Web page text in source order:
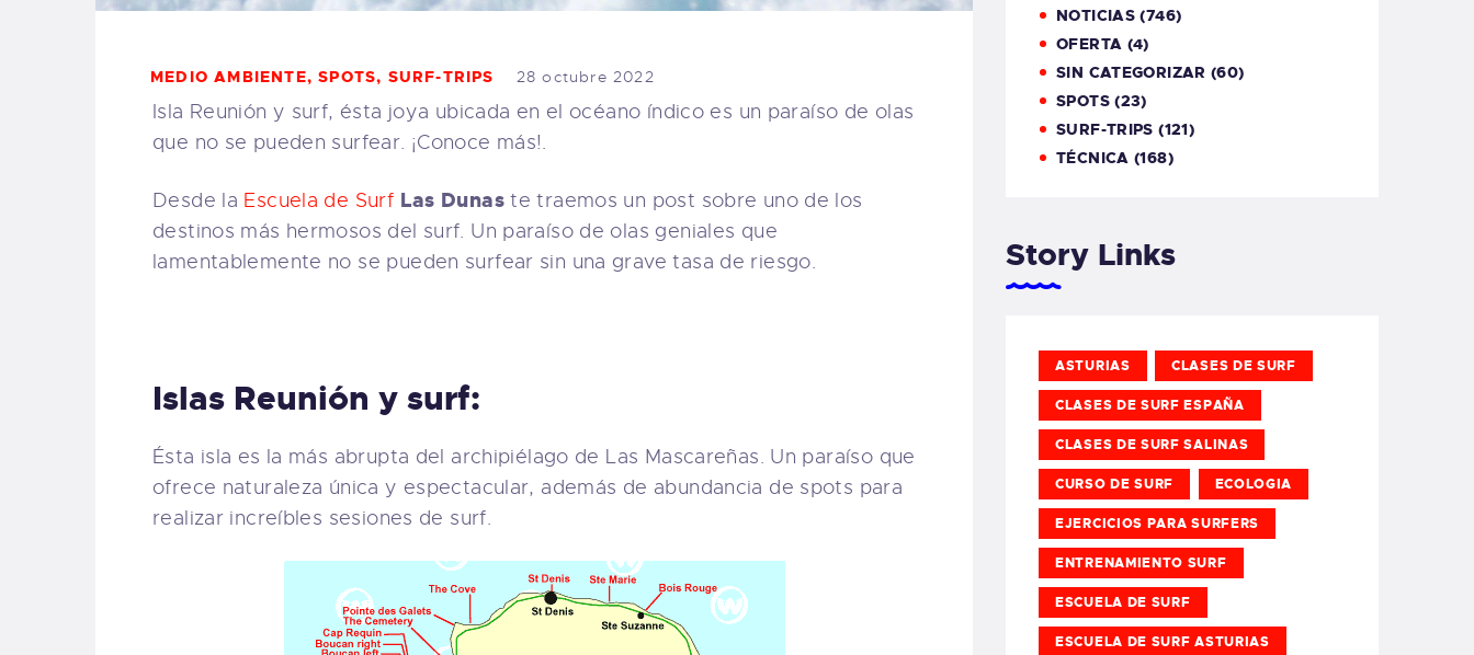
MEDIO AMBIENTE,SPOTS, SURF-TRIPS 28 octubre 2022
Isla Reunión y surf, ésta joya ubicada en el océano índico es un paraíso de olas
que no se pueden surfear. ¡Conoce más!.
Desde la Escuela de Surf Las Dunaste traemos un post sobre uno de los
destinos más hermosos del surf. Un paraíso de olas geniales que
lamentablemente no se pueden surfear sin una grave tasa de riesgo.
Islas Reunión y surf:
Ésta isla es la más abrupta del archipiélago de Las Mascareñas. Un paraíso que
ofrece naturaleza única y espectacular, además de abundancia de spots para
realizar increíbles sesiones de surf.
NOTICIAS (746)
OFERTA (4)
SIN CATEGORIZAR (60)
SPOTS(23)
SURF-TRIPS (121)
TÉCNICA (168)
Story Links
ASTURIAS CLASES DE SURF
CLASES DE SURF ESPAÑA
CLASES DE SURF SALINAS
CURSO DE SURF ECOLOGIA
EJERCICIOS PARA SURFERS
ENTRENAMIENTO SURF
ESCUELA DE SURF
ESCUELA DE SURF ASTURIAS